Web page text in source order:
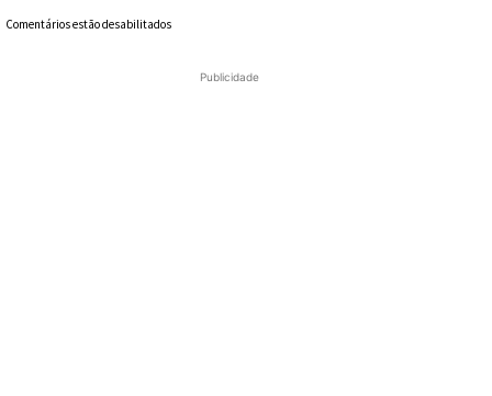
Comentários estão desabilitados
Publicidade